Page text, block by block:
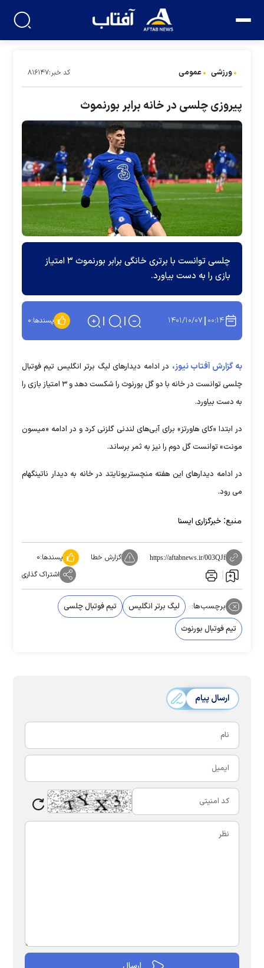
ورزشی عمومی کد خبر:۸۱۶۱۴۷
پیروزی چلسی در خانه برابر بورنموث
چلسی توانست با برتری خانگی برابر بورنموث ۳ امتیاز
بازی را به دست بیاورد.
۰۰:۱۴ ۱۴۰۱/۱۰/۰۷ پسندها:۰
به گزارش آفتاب نیوز، در ادامه دیدارهای لیگ برتر انگلیس تیم فوتبال
چلسی توانست در خانه با دو گل بورنوث را شکست دهد و ۳ امتیاز بازی را
به دست بیاورد.
در ابتدا «کای هاورتز» برای آبی‌های لندنی گلزنی کرد و در ادامه «میسون
مونت» توانست گل دوم را نیز به ثمر برساند.
در ادامه دیدارهای این هفته منچستریونایتد در خانه به دیدار ناتینگهام
می رود.
منبع: خبرگزاری ایسنا
https://aftabnews.ir/003QJf گزارش خطا پسندها:۰
اشتراک گذاری
برچسب‌ها: لیگ برتر انگلیس
تیم فوتبال چلسی
تیم فوتبال بورنوث
ارسال پیام